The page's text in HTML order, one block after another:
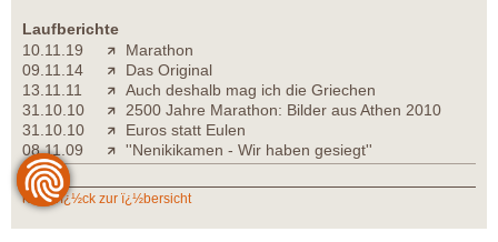
Laufberichte
10.11.19
Marathon
09.11.14
Das Original
13.11.11
Auch deshalb mag ich die Griechen
31.10.10
2500 Jahre Marathon: Bilder aus Athen 2010
31.10.10
Euros statt Eulen
08.11.09
''Nenikikamen - Wir haben gesiegt''
zurï¿½ck zur ï¿½bersicht